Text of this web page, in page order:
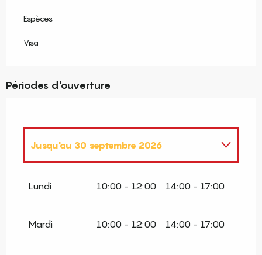
Espèces
Visa
Périodes d'ouverture
Jusqu'au 30 septembre 2026
Lundi 10:00 - 12:00 14:00 - 17:00
Mardi 10:00 - 12:00 14:00 - 17:00